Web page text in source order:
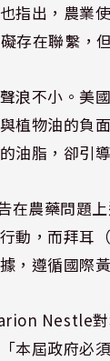
指出，農
存在聯繫，
浪不小。
植物油的
油脂，卻引
在農藥問題
動，而拜耳
，遵循國際
Nestle
本屆政府必